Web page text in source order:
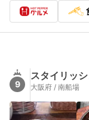
9
スタイリッ
大阪府 / 南船場